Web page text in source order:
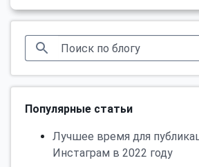
Популярные статьи
Лучшее время для
Инстаграм в 2022 году